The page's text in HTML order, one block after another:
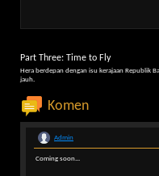
Part Three: Time to Fly
Hera berdepan dengan isu kerajaan Republik
jauh.
Komen
Admin
Coming soon...